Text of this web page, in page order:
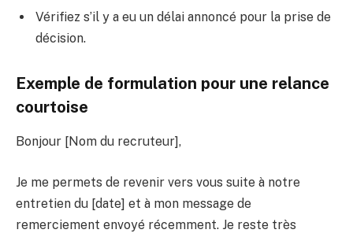
Vérifiez s’il y a eu un délai annoncé pour la prise de
décision.
Exemple de formulation pour une relance
courtoise
Bonjour [Nom du recruteur],
Je me permets de revenir vers vous suite à notre
entretien du [date] et à mon message de
remerciement envoyé récemment. Je reste très